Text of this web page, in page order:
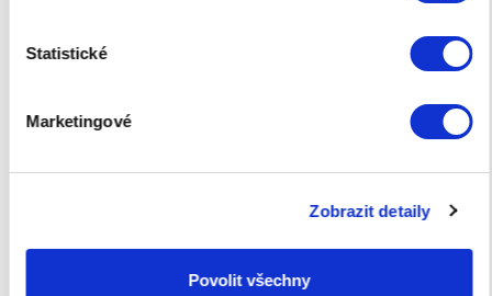
Statistické
Marketingové
Zobrazit detaily
Povolit všechny
a v domácnostech. BIOPTRON
Hyperlight je
jako prevence nemocí a zrychluje proces hojení. Zepter
je výrobcem a distributorem všech produktů Bioptron.
PŘEČTĚTE SI VÍCE